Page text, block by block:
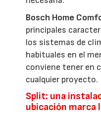
Bosch Home
principales
los sistemas de
habituales en el
conviene tener en
cualquier proyecto.
Split: una
ubicación marca